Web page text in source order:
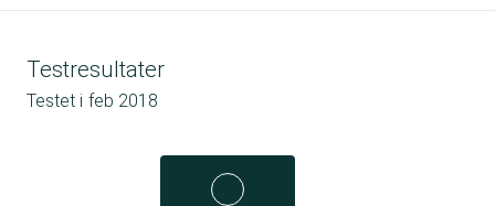
Testresultater
Testet i feb 2018